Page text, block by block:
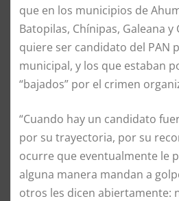
que en los municipios de
Batopilas, Chínipas, Galeana
quiere ser candidato del PAN
municipal, y los que estaban
“bajados” por el crimen
“Cuando hay un candidato
por su trayectoria, por su
ocurre que eventualmente le
alguna manera mandan a
otros les dicen abiertamente: